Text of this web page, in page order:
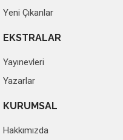
Yeni Çıkanlar
EKSTRALAR
Yayınevleri
Yazarlar
KURUMSAL
Hakkımızda